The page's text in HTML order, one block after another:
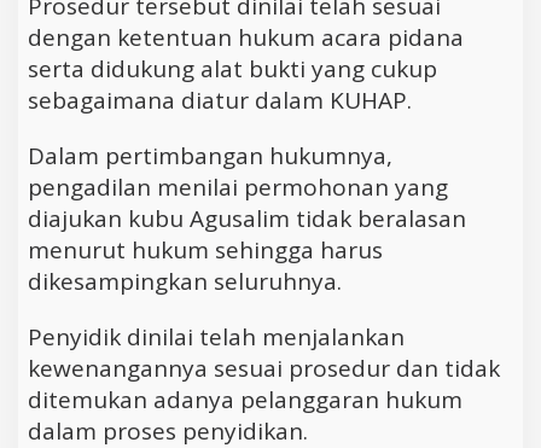
dengan ketentuan hukum acara pidana
serta didukung alat bukti yang cukup
sebagaimana diatur dalam KUHAP.
Dalam pertimbangan hukumnya,
pengadilan menilai permohonan yang
diajukan kubu Agusalim tidak beralasan
menurut hukum sehingga harus
dikesampingkan seluruhnya.
Penyidik dinilai telah menjalankan
kewenangannya sesuai prosedur dan tidak
ditemukan adanya pelanggaran hukum
dalam proses penyidikan.